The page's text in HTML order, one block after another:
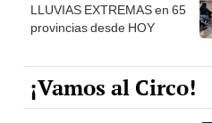
LLUVIAS EXTREMAS en 65
provincias desde HOY
¡Vamos al Circo!